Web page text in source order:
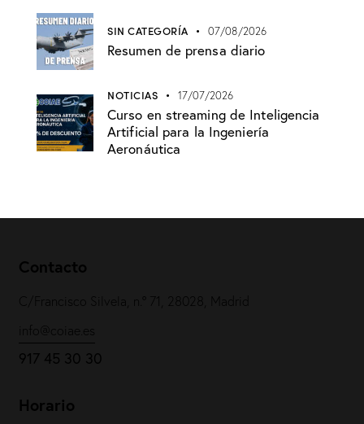
SIN CATEGORÍA 07/08/2026
Resumen de prensa diario
NOTICIAS 17/07/2026
Curso en streaming de Inteligencia
Artificial para la Ingeniería
Aeronáutica
Contacto
C/Francisco Silvela, n.º 71, 28028, Madrid
info@coiae.es
917 45 30 30
Horario